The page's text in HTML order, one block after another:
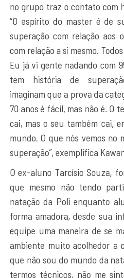
no grupo traz o contato com
“O espírito do master é de
superação com relação aos
com relação a si mesmo.
Eu já vi gente nadando com
tem história de
imaginam que a prova da
70 anos é fácil, mas não é. O
cai, mas o seu também cai,
mundo. O que nós vemos no
superação”, exemplifica
O ex-aluno Tarcísio Souza,
que mesmo não tendo
natação da Poli enquanto
forma amadora, desde sua
equipe uma maneira de se
ambiente muito acolhedor a
que não sou do mundo da
termos técnicos, não me